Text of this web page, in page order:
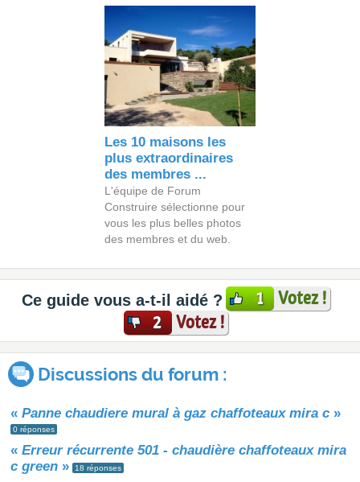
Les 10 maisons les
plus extraordinaires
des membres ...
L'équipe de Forum
Construire sélectionne pour
vous les plus belles photos
des membres et du web.
Ce guide vous a-t-il aidé ? 1 Votez !
2 Votez !
Discussions du forum :
« Panne chaudiere mural à gaz chaffoteaux mira c »
0 réponses
« Erreur récurrente 501 - chaudière chaffoteaux mira
c green » 18 réponses